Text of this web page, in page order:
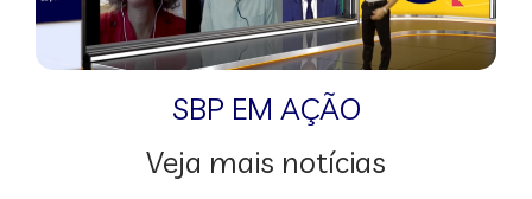
SBP EM AÇÃO
Veja mais notícias